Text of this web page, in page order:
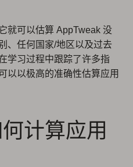
就可以估算 AppTweak 没
、任何国家/地区以及过去
学习过程中跟踪了许多指
以以极高的准确性估算应用
计算应用